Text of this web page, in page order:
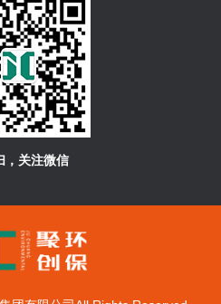
，关注微信